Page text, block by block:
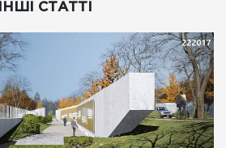
ІНШІ СТАТТІ